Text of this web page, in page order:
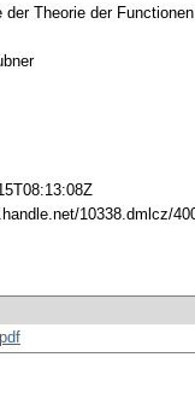
der Theorie der
10338.dmlcz/